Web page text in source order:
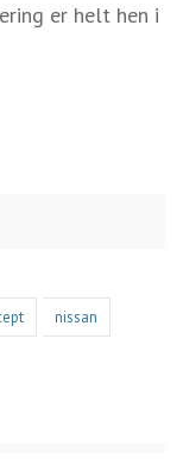
er helt hen i
nissan